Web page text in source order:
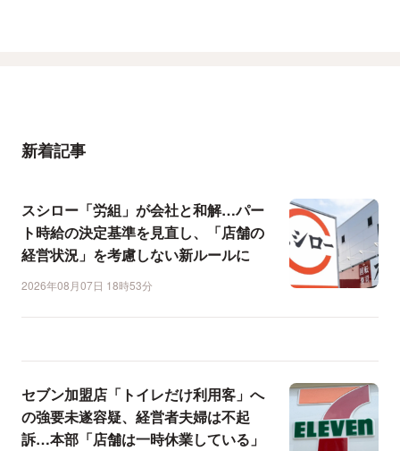
新着記事
スシロー「労組」が会社と和解…パー
ト時給の決定基準を見直し、「店舗の
経営状況」を考慮しない新ルールに
2026年08月07日 18時53分
セブン加盟店「トイレだけ利用客」へ
の強要未遂容疑、経営者夫婦は不起
訴…本部「店舗は一時休業している」